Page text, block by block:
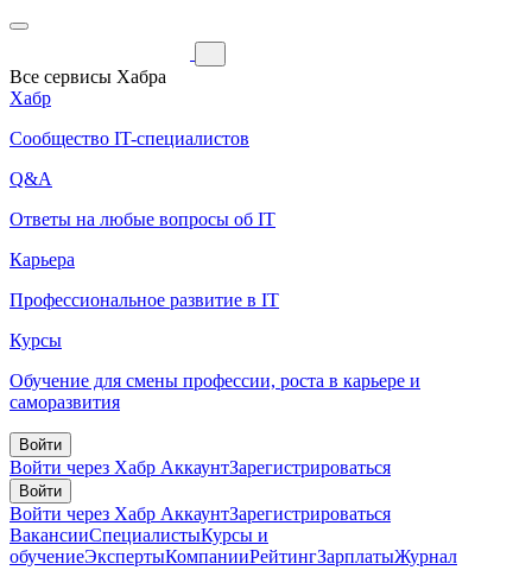
Все сервисы Хабра
Хабр
Сообщество IT-специалистов
Q&A
Ответы на любые вопросы об IT
Карьера
Профессиональное развитие в IT
Курсы
Обучение для смены профессии, роста в карьере и
саморазвития
Войти
Войти через Хабр АккаунтЗарегистрироваться
Войти
Войти через Хабр АккаунтЗарегистрироваться
ВакансииСпециалистыКурсы и
обучениеЭкспертыКомпанииРейтингЗарплатыЖурнал